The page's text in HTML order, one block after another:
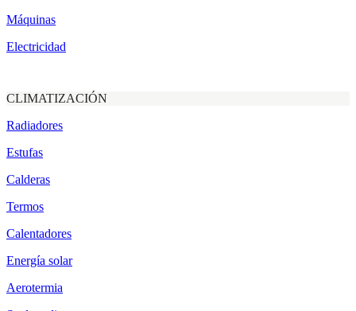
Máquinas
Electricidad
CLIMATIZACIÓN
Radiadores
Estufas
Calderas
Termos
Calentadores
Energía solar
Aerotermia